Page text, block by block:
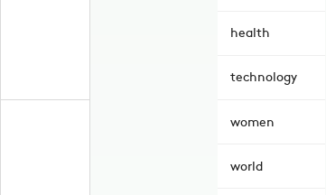
health
technology
women
world